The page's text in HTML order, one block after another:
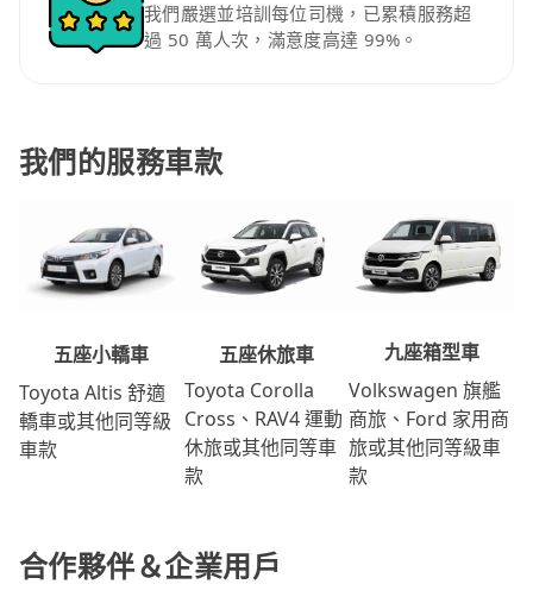
我們嚴選並培訓每位司機，已累積服務超
過 50 萬人次，滿意度高達 99%。
我們的服務車款
五座小轎車
Toyota Altis 舒適
轎車或其他同等級
車款
五座休旅車
Toyota Corolla
Cross、RAV4 運動
休旅或其他同等車
款
九座箱型車
Volkswagen 旗艦
商旅、Ford 家用商
旅或其他同等級車
款
合作夥伴＆企業用戶